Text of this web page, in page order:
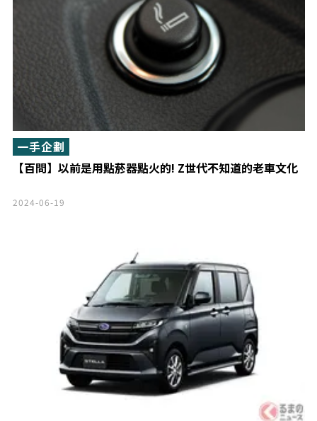
【百問】以前是用點菸器點火的! Z世代不知道的老車文化
一手企劃
2024-06-19